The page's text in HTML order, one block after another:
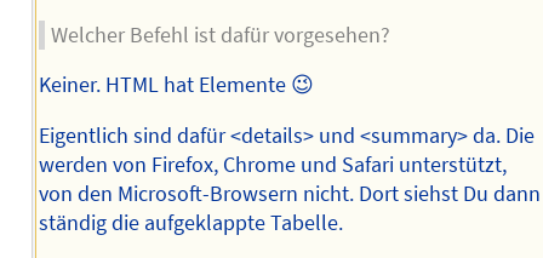
Welcher Befehl ist dafür vorgesehen?
Keiner. HTML hat Elemente 😉
Eigentlich sind dafür <details> und <summary> da. Die
werden von Firefox, Chrome und Safari unterstützt,
von den Microsoft-Browsern nicht. Dort siehst Du dann
ständig die aufgeklappte Tabelle.